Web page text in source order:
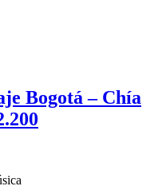
Bogotá – Chía